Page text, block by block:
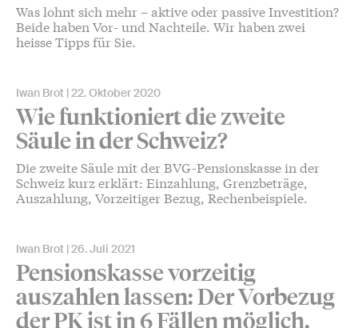
Was lohnt sich mehr – aktive oder passive Investition?
Beide haben Vor- und Nachteile. Wir haben zwei
heisse Tipps für Sie.
Iwan Brot 22. Oktober 2020
Wie funktioniert die zweite
Säule in der Schweiz?
Die zweite Säule mit der BVG-Pensionskasse in der
Schweiz kurz erklärt: Einzahlung, Grenzbeträge,
Auszahlung, Vorzeitiger Bezug, Rechenbeispiele.
Iwan Brot 26. Juli 2021
Pensionskasse vorzeitig
auszahlen lassen: Der Vorbezug
der PK ist in 6 Fällen möglich.